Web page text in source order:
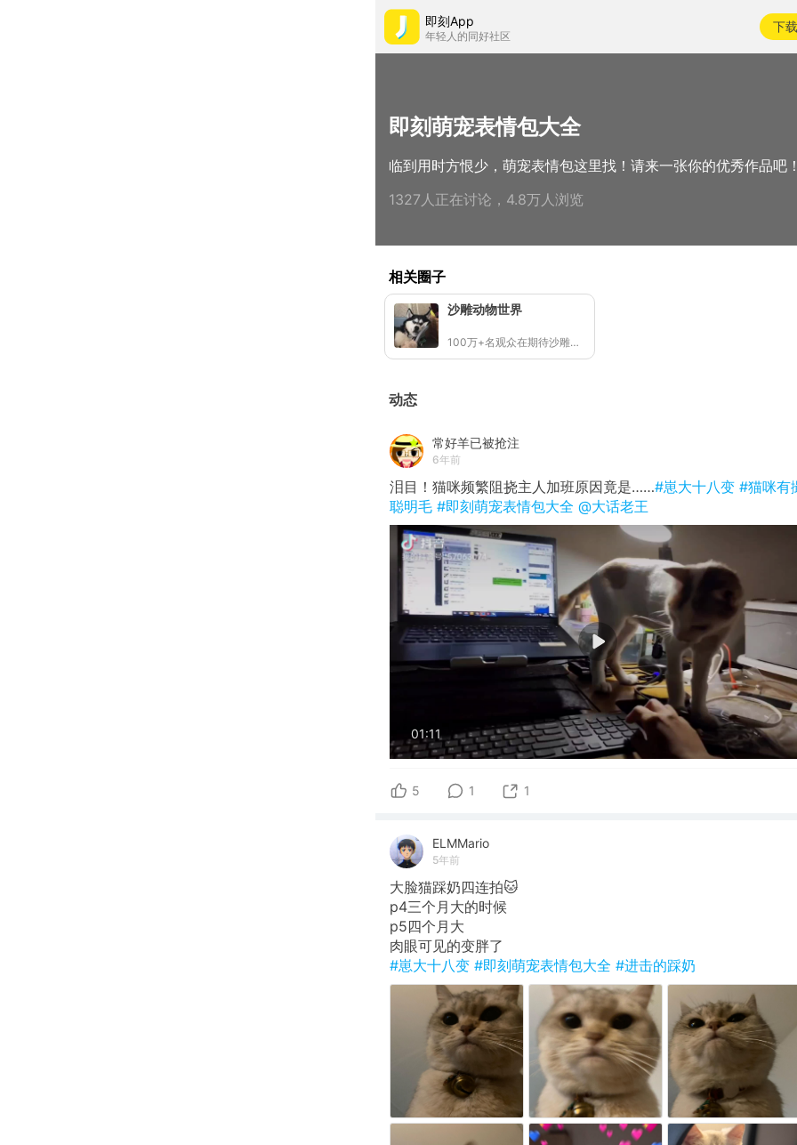
即刻App
年轻人的同好社区
下载
即刻萌宠表情包大全
临到用时方恨少，萌宠表情包这里找！请来一张你的优秀作品吧
1327人正在讨论，4.8万人浏览
相关圈子
沙雕动物世界
100万+名观众在期待沙雕动物C位的诞生
动态
常好羊已被抢注
6年前
泪目！猫咪频繁阻挠主人加班原因竟是……#崽大十八变 #猫咪有
聪明毛 #即刻萌宠表情包大全 @大话老王
01:11
5 1 1
ELMMario
5年前
大脸猫踩奶四连拍🐱
p4三个月大的时候
p5四个月大
肉眼可见的变胖了
#崽大十八变 #即刻萌宠表情包大全 #进击的踩奶